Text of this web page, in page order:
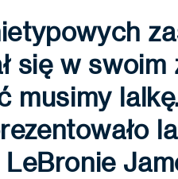
się w
musimy